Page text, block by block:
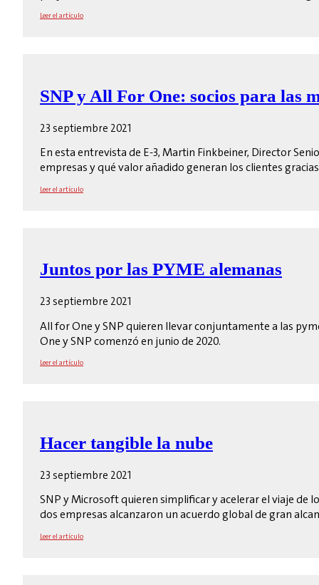
Leer el artículo
SNP y All For One: socios para las
23 septiembre 2021
En esta entrevista de E-3, Martin Finkbeiner, Director
empresas y qué valor añadido generan los clientes
Leer el artículo
Juntos por las PYME alemanas
23 septiembre 2021
All for One y SNP quieren llevar conjuntamente a las
One y SNP comenzó en junio de 2020.
Leer el artículo
Hacer tangible la nube
23 septiembre 2021
SNP y Microsoft quieren simplificar y acelerar el viaje de
dos empresas alcanzaron un acuerdo global de gran
Leer el artículo